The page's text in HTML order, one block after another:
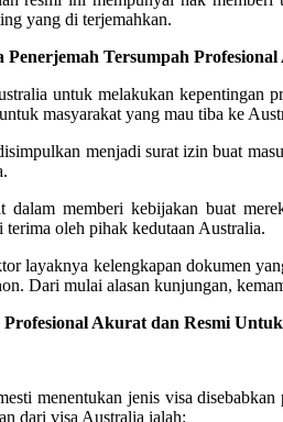
yang di terjemahkan.
Tersumpah
untuk melakukan kepentingan
masyarakat yang mau tiba ke
menjadi surat izin buat
dalam memberi kebijakan buat
oleh pihak kedutaan Australia.
layaknya kelengkapan dokumen
Dari mulai alasan kunjungan,
Akurat dan Resmi
menentukan jenis visa
dari visa Australia ialah: